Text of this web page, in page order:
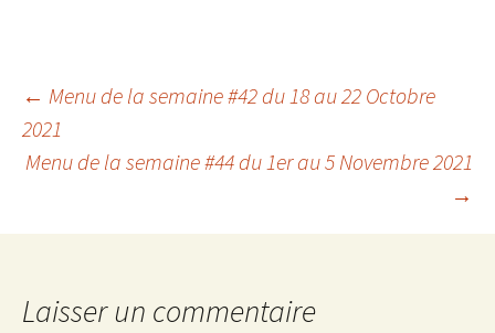
Navigation
des
articles
← Menu de la semaine #42 du 18 au 22 Octobre
2021
Menu de la semaine #44 du 1er au 5 Novembre 2021
→
Laisser un commentaire